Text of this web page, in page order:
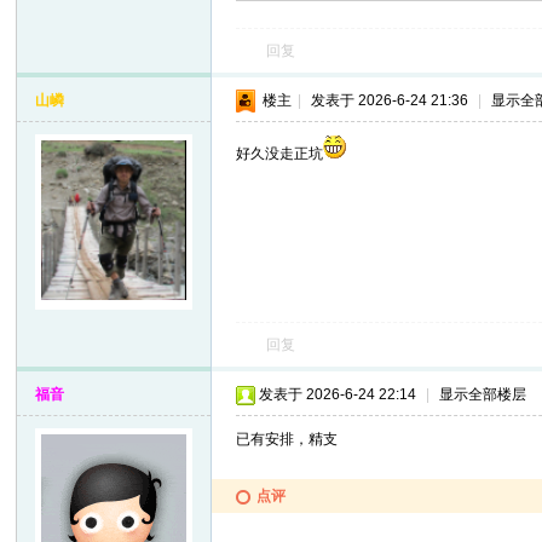
回复
山嶙 楼主 发表于 2026-6-24 21:36 显示全
好久没走正坑
回复
福音 发表于 2026-6-24 22:14 显示全部楼层
已有安排，精支
点评